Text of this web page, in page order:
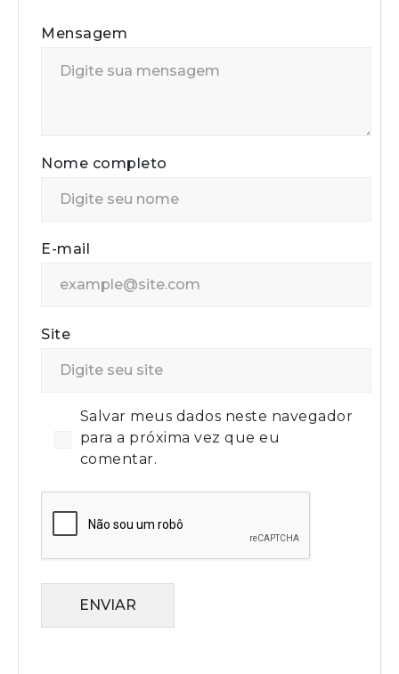
Mensagem
Nome completo
E-mail
Site
Salvar meus dados neste navegador
para a próxima vez que eu
comentar.
ENVIAR